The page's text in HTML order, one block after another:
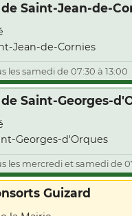
Saint-Jean-de-
Jean-de-Cornies
les samedi de 07:30 à 13:00
Saint-Georges-
Georges-d'Orques
les mercredi et samedi de
Guizard